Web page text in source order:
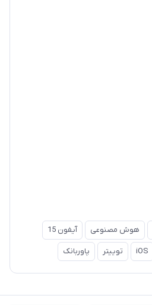
هوش مصنوعی آیفون 15
iOS توییتر پاوربانک